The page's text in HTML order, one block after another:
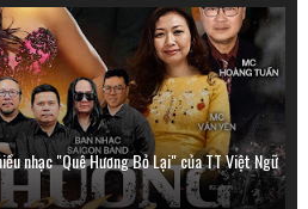
nhạc "Quê Hương Bỏ Lại" của TT Việt Ngữ